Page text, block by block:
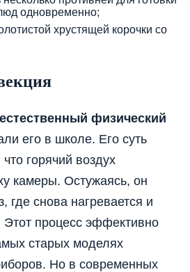
одновременно;
хрустящей корочки со
физический
его в школе. Его суть
горячий воздух
камеры. Остужаясь, он
где снова нагревается и
процесс эффективно
старых моделях
Но в современных